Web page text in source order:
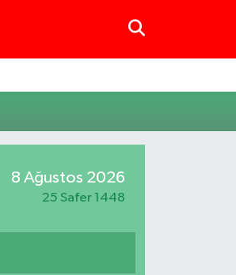
8 Ağustos 2026
25 Safer 1448